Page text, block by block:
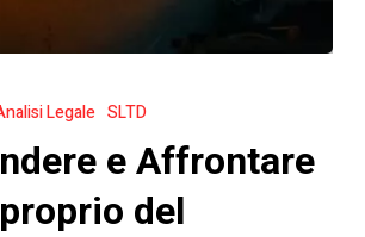
Legale SLTD
e Affrontare
del